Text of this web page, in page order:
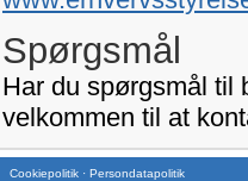
Spørgsmål
Har du spørgsmål til
velkommen til at
Cookiepolitik · Persondatapolitik